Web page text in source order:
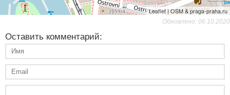
Leaflet | OSM & praga-praha.ru
Обновлено: 06.10.2020
Оставить комментарий: